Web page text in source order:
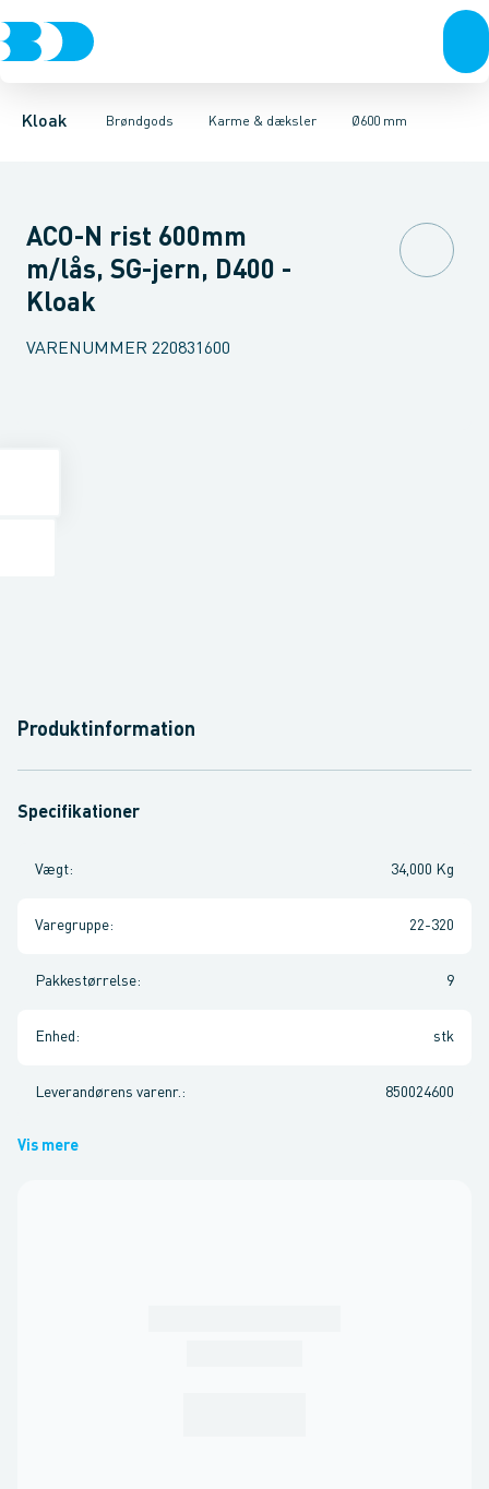
Kloak Brøndgods
Rør & fittingsBrønde BrøndgodsLinjeafvandingTanke,
Karme & dæksler
Kegler, dæksler & topringeKarme & dækslerØ600 mm
Ø280 mm Ø315 mmØ400 mmØ425 mmØ600 mm Ø800 mm
ACO-N rist 600mm
m/lås, SG-jern, D400 -
Kloak
VARENUMMER 220831600
Produktinformation
Specifikationer
Vægt: 34,000 Kg
Varegruppe: 22-320
Pakkestørrelse: 9
Enhed : stk
Leverandørens varenr. : 850024600
Vis mere